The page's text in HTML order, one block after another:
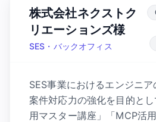
株式会社ネクストク
リエーションズ様
SES・バックオフィス
SES事業におけるエンジニ
案件対応力の強化を目的と
用マスター講座」「MCP活